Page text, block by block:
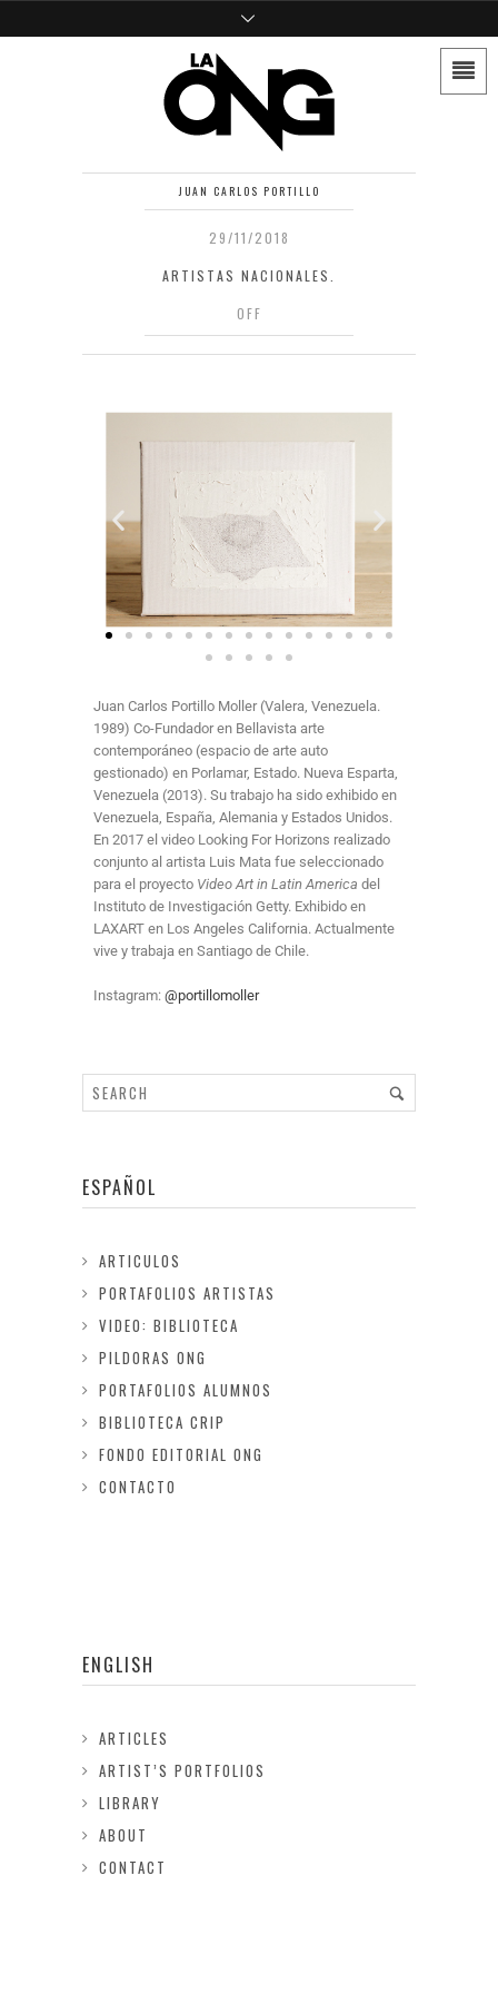
JUAN CARLOS PORTILLO
29/11/2018
ARTISTAS NACIONALES.
OFF
Juan Carlos Portillo Moller (Valera, Venezuela.
1989) Co-Fundador en Bellavista arte
contemporáneo (espacio de arte auto
gestionado) en Porlamar, Estado. Nueva Esparta,
Venezuela (2013). Su trabajo ha sido exhibido en
Venezuela, España, Alemania y Estados Unidos.
En 2017 el video Looking For Horizons realizado
conjunto al artista Luis Mata fue seleccionado
para el proyecto Video Art in Latin America del
Instituto de Investigación Getty. Exhibido en
LAXART en Los Angeles California. Actualmente
vive y trabaja en Santiago de Chile.
Instagram: @portillomoller
ESPAÑOL
ARTICULOS
PORTAFOLIOS ARTISTAS
VIDEO: BIBLIOTECA
PILDORAS ONG
PORTAFOLIOS ALUMNOS
BIBLIOTECA CRIP
FONDO EDITORIAL ONG
CONTACTO
ENGLISH
ARTICLES
ARTIST’S PORTFOLIOS
LIBRARY
ABOUT
CONTACT